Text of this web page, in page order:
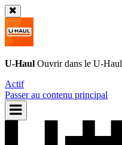
U-Haul Ouvrir dans le U-Haul
Actif
Passer au contenu principal